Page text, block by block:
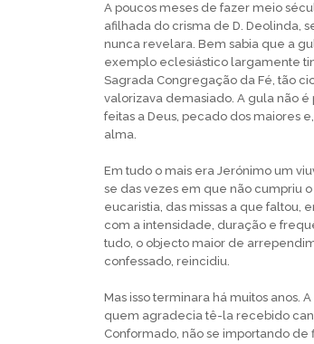
A poucos meses de fazer meio
afilhada do crisma de D. Deolinda,
nunca revelara. Bem sabia que a
exemplo eclesiástico largamente
Sagrada Congregação da Fé, tão
valorizava demasiado. A gula não
feitas a Deus, pecado dos maiores
alma.
Em tudo o mais era Jerónimo um
se das vezes em que não cumpriu
eucaristia, das missas a que faltou,
com a intensidade, duração e
tudo, o objecto maior de
confessado, reincidiu.
Mas isso terminara há muitos anos.
quem agradecia tê-la recebido
Conformado, não se importando